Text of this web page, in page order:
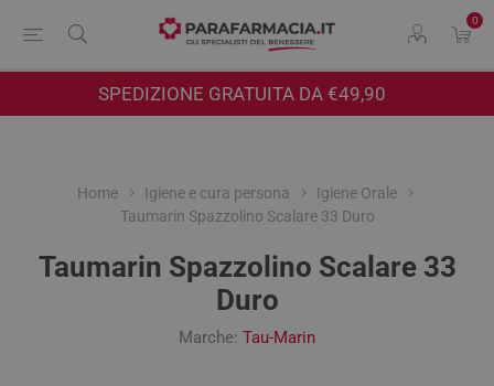
0
SPEDIZIONE GRATUITA DA €49,90
Home Igiene e cura persona
Igiene Orale
Taumarin Spazzolino Scalare 33 Duro
Taumarin Spazzolino Scalare 33
Duro
Marche: Tau-Marin